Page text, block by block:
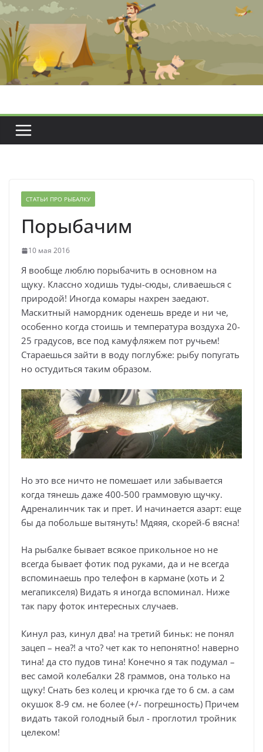
Перейти
содержимому
СТАТЬИ ПРО РЫБАЛКУ
Порыбачим
10 мая 2016
Я вообще люблю порыбачить в основном на
щуку. Классно ходишь туды-сюды, сливаешься с
природой! Иногда комары нахрен заедают.
Маскитный намордник оденешь вреде и ни че,
особенно когда стоишь и температура воздуха 20-
25 градусов, все под камуфляжем пот ручьем!
Стараешься зайти в воду поглубже: рыбу попугать
но остудиться таким образом.
Но это все ничто не помешает или забывается
когда тянешь даже 400-500 граммовую щучку.
Адреналинчик так и прет. И начинается азарт: еще
бы да побольше вытянуть! Мдяяя, скорей-б вясна!
На рыбалке бывает всякое прикольное но не
всегда бывает фотик под руками, да и не всегда
вспоминаешь про телефон в кармане (хоть и 2
мегапикселя) Видать я иногда вспоминал. Ниже
так пару фоток интересных случаев.
Кинул раз, кинул два! на третий биньк: не понял
зацеп – неа?! а что? чет как то непонятно! наверно
тина! да сто пудов тина! Конечно я так подумал –
вес самой колебалки 28 граммов, она только на
щуку! Снать без колец и крючка где то 6 см. а сам
окушок 8-9 см. не более (+/- погрешность) Причем
видать такой голодный был - проглотил тройник
целеком!